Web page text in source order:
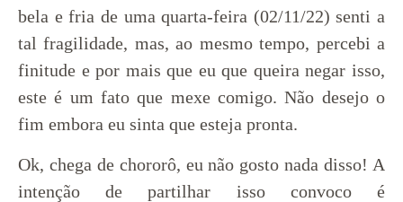
bela e fria de uma quarta-feira (02/11/22) senti a
tal fragilidade, mas, ao mesmo tempo, percebi a
finitude e por mais que eu que queira negar isso,
este é um fato que mexe comigo. Não desejo o
fim embora eu sinta que esteja pronta.
Ok, chega de chororô, eu não gosto nada disso! A
intenção de partilhar isso convoco é